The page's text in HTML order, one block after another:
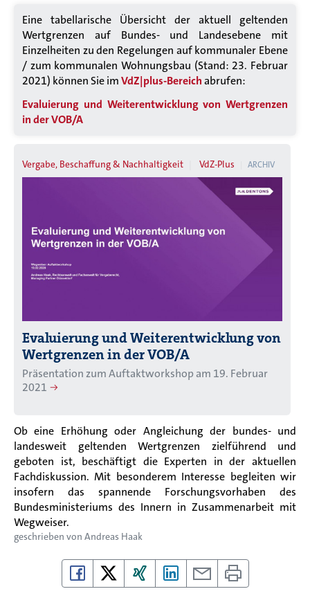
Eine tabellarische Übersicht der aktuell geltenden
Wertgrenzen auf Bundes- und Landesebene mit
Einzelheiten zu den Regelungen auf kommunaler Ebene
/ zum kommunalen Wohnungsbau (Stand: 23. Februar
2021) können Sie imVdZ|plus-Bereichabrufen:
Evaluierung und Weiterentwicklung von Wertgrenzen
in der VOB/A
Vergabe, Beschaffung & Nachhaltigkeit VdZ-Plus ARCHIV
Evaluierung und Weiterentwicklung von
Wertgrenzen in der VOB/A
Präsentation zum Auftaktworkshop am 19. Februar
2021
Ob eine Erhöhung oder Angleichung der bundes- und
landesweit geltenden Wertgrenzen zielführend und
geboten ist, beschäftigt die Experten in der aktuellen
Fachdiskussion. Mit besonderem Interesse begleiten wir
insofern das spannende Forschungsvorhaben des
Bundesministeriums des Innern in Zusammenarbeit mit
Wegweiser.
geschrieben von Andreas Haak